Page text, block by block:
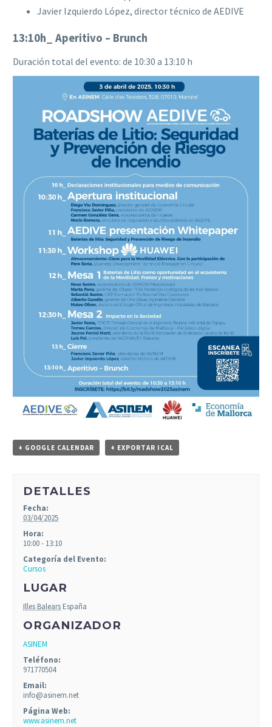
Javier Izquierdo López, director técnico de AEDIVE
13:10h_ Aperitivo – Brunch
Duración total del evento: de 10:30 a 13:10 h
+ GOOGLE CALENDAR + EXPORTAR ICAL
DETALLES
Fecha:
03/04/2025
Hora:
10:00 - 13:10
Categoría del Evento:
Cursos
LUGAR
Illes Balears España
ORGANIZADOR
ASINEM
Teléfono:
971770504
Email:
info@asinem.net
Página Web:
www.asinem.net